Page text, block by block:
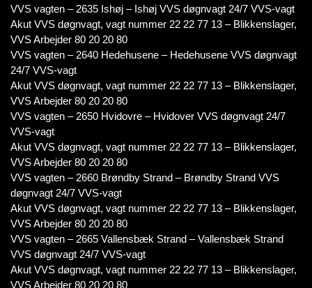
VVS vagten – 2635 Ishøj – Ishøj VVS døgnvagt 24/7 VVS-vagt
Akut VVS døgnvagt, vagt nummer 22 22 77 13 – Blikkenslager,
VVS Arbejder 80 20 20 80
VVS vagten – 2640 Hedehusene – Hedehusene VVS døgnvagt
24/7 VVS-vagt
Akut VVS døgnvagt, vagt nummer 22 22 77 13 – Blikkenslager,
VVS Arbejder 80 20 20 80
VVS vagten – 2650 Hvidovre – Hvidover VVS døgnvagt 24/7
VVS-vagt
Akut VVS døgnvagt, vagt nummer 22 22 77 13 – Blikkenslager,
VVS Arbejder 80 20 20 80
VVS vagten – 2660 Brøndby Strand – Brøndby Strand VVS
døgnvagt 24/7 VVS-vagt
Akut VVS døgnvagt, vagt nummer 22 22 77 13 – Blikkenslager,
VVS Arbejder 80 20 20 80
VVS vagten – 2665 Vallensbæk Strand – Vallensbæk Strand
VVS døgnvagt 24/7 VVS-vagt
Akut VVS døgnvagt, vagt nummer 22 22 77 13 – Blikkenslager,
VVS Arbejder 80 20 20 80